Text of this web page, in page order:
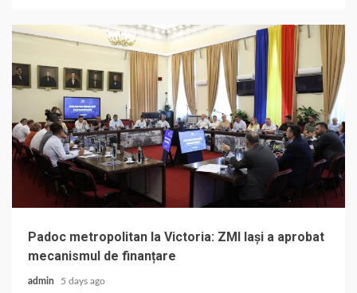
Padoc metropolitan la Victoria: ZMI Iași a aprobat
mecanismul de finanțare
admin 5 days ago